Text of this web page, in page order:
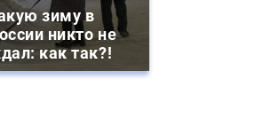
зиму в
никто не
как так?!